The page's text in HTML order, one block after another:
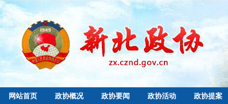
网站首页 政协概况 政协要闻 政协活动 政协提案